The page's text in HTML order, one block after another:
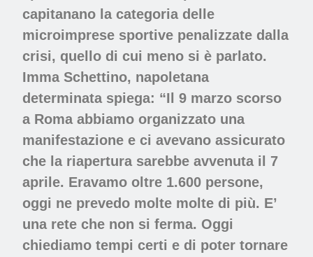
capitanano la categoria delle
microimprese sportive penalizzate dalla
crisi, quello di cui meno si è parlato.
Imma Schettino, napoletana
determinata spiega: “Il 9 marzo scorso
a Roma abbiamo organizzato una
manifestazione e ci avevano assicurato
che la riapertura sarebbe avvenuta il 7
aprile. Eravamo oltre 1.600 persone,
oggi ne prevedo molte molte di più. E’
una rete che non si ferma. Oggi
chiediamo tempi certi e di poter tornare